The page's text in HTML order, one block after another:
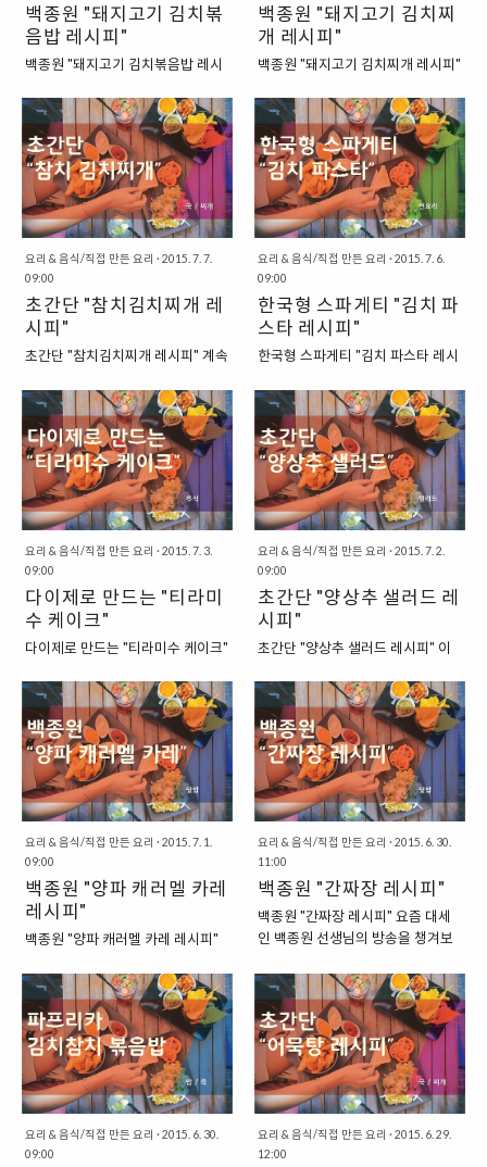
한번 시작해보도록 하겠습니다. "우
선 재료들을 살펴보도록 하겠습니
다." 이번에도 먼저 재료들을 살펴보
도록 하겠습니다. 우선 가장 기본적
으로 김치가 들어가고요. 제육덮밥
이니 돼지고기를 준비했습니다. 여
기에서는 삼겹살을 준비했답니다.
그리고 마지막으로 양파와 상추를
준비했는데요 상추는 어차피 데코
레이션을 위해서 넣은 것이라고 할
까요? 있으면 좋..
된답니다. 그래서 어쩌면 나중에
"김치 콩나물국밥"이라는 레시피로
을 벌써부터 하고 있기도 하답니다.
"재료를 한번 살펴보도록 하겠습니
다." 이번에도 우선 재료를 한번 살
펴보도록 하겠습니다. 콩나물 김칫
국을 만드는데 드는 재료는 상당히
간단합니다. 우선 김치는 기본적으
로..
백종원 "돼지고기 김치볶
음밥 레시피"
백종원 "돼지고기 김치볶음밥 레시
오랜만에 이렇게 요리 레시피로 다
시 찾아왔습니다. 아무래도 이제는
뭔가 한 가지 주제에 좀 집중적으로
파고들어야 할 것 같은데, 일단 당분
간은 "요리" 분야에 다시 한번 집중
을 좀 해보려고 합니다. 그래서 오랜
만에 마트에 다녀와서 요리 도구를
새롭게 사기도 하고, 요리 재료도 사
왔지요. 일단 당분간은 김치로 할 수
있는 요리들에 주목을 하려고 합니
다. 김치를 활용하는 것이 가장 간단
하면서도 유용한 레시피라고 할 수
종원의 김치볶음밥 레시피가 되겠
습니다." 첫 번째로 도전한 메뉴는
"김치볶음밥"입니다. 일단 가장 먼
저 만들어 볼 수 있는 손쉽지만 귀찮
은 메뉴이지요. 백종원 선생님의 김
치볶음밥 레시피 중에..
백종원 "돼지고기 김치찌
개 레시피"
백종원 "돼지고기 김치찌개 레시피"
백종원 선생님의 레시피를 한번 따
라 해 봤습니다. 아주 기본적인 돼지
고기 김치찌개를 제자들 교육을 위
해서 보여주는 모습이었는데요. 여
기에 매장의 비법이 담겨있다는 그
런 충격적인 진실이 담기기도 했습
니다. 그럼 백종원 선생님의 레시피
를 따라서 한번 김치찌개를 만들어
보도록 할까요? "재료들을 먼저 한
번 살펴보도록 하겠습니다." 이번에
도 우선 이번에 사용되는 재료들을
먼저 살펴보도록 하겠습니다. 방송
모습이었는데, 저는 보다 조금 더 구
하기 쉬운 삼겹살로 구했습니다. 그
것도 냉장도 아닌 냉동으로 말이죠.
저렴함의 극치를 보여주고 있답니
다. "재료들" 주재료 : 돼지고기 / 김
치 (김치는 돼지고기의 3배) 부재
료..
요리 & 음식/직접 만든 요리 · 2015. 7. 7.
09:00
초간단 "참치김치찌개 레
시피"
초간단 "참치김치찌개 레시피" 계속
시피 시리즈입니다. 이번에는 우리
가 흔히 만들어 먹는 "참치"를 이용
한 김치찌개를 만들어 보았습니다.
굳이 이름을 붙여보자면, "참치김치
찌개"정도가 되겠지요. 간단한 레시
피를 추구하는 버전이기에 이번에
도 최소한의 재료를 활용하는 것으
로 하겠습니다. 혼자서 만들어 먹기
에 정말 편할 정도의 레시피이지요.
"참치김치찌개의 재료를 먼저 살펴
보도록 합시다." 우선 먼저 참치김치
찌개의 재료를 먼저 살펴보도록 합
시다. 참치캔 하나, 그리고 참치캔보
다 조금 더 많은 정도의 김치 그리고
파가 되겠습니다. 여기에서 마늘과
양파 정도를 더 넣어도 좋긴 하겠지
만, 최대한 간단하게 하기 위해서 다
른 것들은 모두 배제하도록 하겠습
니다. "재료들" 주재료 : 김치 ..
요리 & 음식/직접 만든 요리 · 2015. 7. 6.
09:00
한국형 스파게티 "김치 파
스타 레시피"
한국형 스파게티 "김치 파스타 레시
피를 한 번 살펴보도록 하지요. 알리
오 올리오에서 영감을 얻어서 만든
한국형 파스타, 그 이름도 정말 생소
한 "김치 파스타"가 되겠습니다. 김
치를 이용해서 파스타를 만든다는
생각을 대부분의 사람들이 잘 하지
못할 것 같은데요. 파스타면에 김치
를 조합하면 의외로 괜찮은 퓨전 요
리를 만들 수 있다는 사실! 이왕이
면 "데코레이션"도 좀 잘했으면 좋
았을 텐데, 저는 전문 셰프는 아니
고, "집밥" 스타일에 가까운 요리이
기에 조금은 아쉽기도 합니다. "알
리오 올리오에서 영감을 얻어서 만
든 한국형 파스타, 김치 파스타의 재
료들" 먼저 김치 파스타에 들어갈
재료들부터 한번 살펴보도록 하겠
습니다. 알리오 올리오 파스타만큼
그 재료가 상당히 간단하고 단순..
요리 & 음식/직접 만든 요리 · 2015. 7. 3.
09:00
다이제로 만드는 "티라미
수 케이크"
다이제로 만드는 "티라미수 케이크"
들게 된 "티라미수" 케이크 레시피
를 올려보려고 합니다. 정확히는 레
시피라고 하기보다는 만드는 과정
을 소개하는 모습이라고 하는 것이
더 정확하다고 할 수 있겠군요. 이번
티라미수 케이크 역시도, 우리가 흔
히 주변에서 구할 수 있는 재료들을
이용해서 만들어 보았습니다. 우리
가 마트에서 흔히 볼 수 있는 과자
"다이제", "가나초콜릿", "블랙커피",
"생크림", "계란", "마스카포네 치
즈"를 이용해서 만든 것이니 말이에
구하기 어려운 것이 있다면, 마스카
포네 치즈가 되겠는데요. 이 치즈를
구하기 힘들다면 그냥 "크림치즈"를
이용해도 된답니다. "티라미수 케이
크 만들기 재료를 알아보자." 이미
간략하게 재..
요리 & 음식/직접 만든 요리 · 2015. 7. 2.
09:00
초간단 "양상추 샐러드 레
시피"
초간단 "양상추 샐러드 레시피" 이
드" 레시피를 살펴보도록 하겠습니
다. 들어가는 재료는 간단하고 저렴
하지만, 그래도 만들어서 먹어보면
은근히 맛있는 샐러드라고 할 수 있
을 듯합니다. 이번에도 우선 재료부
터 한번 알아보도록 하겠습니다.
"양상추 샐러드 재료들을 알아보
자." 지금 소개하는 양상추 샐러드는
정말 기본이라고 할 수 있는 그러한
모습인지라, 여기에서 다른 것들을
더 첨가해도 좋습니다. 키위와 같은
과일을 첨가해도 좋고, 다른 과일을
기에서는 기본적인 재료로 만드는
것이니, 기본을 먼저 보여드리도록
하겠습니다. 제가 사용한 재료는
"양상추", "파프리카", "슬라이스 치
즈", "요거트"가 되겠는데요. 치즈도
슬라이스 치즈 말고 여유..
요리 & 음식/직접 만든 요리 · 2015. 7. 1.
09:00
백종원 "양파 캐러멜 카레
레시피"
백종원 "양파 캐러멜 카레 레시피"
된 적이 있는 "백종원"씨 버전의 양
파 캐러멜 카레를 한번 만들어 보았
습니다. 기존에 우리가 알고 있는 카
레를 만드는 방법과는 달리 "양
파"를 먼저 넣고 오래 볶아준다는
것이 상당히 신선한 충격으로 다가
왔는데요. 저도 사실 방송을 보면서
저렇게 해도 되나 싶은 생각이 들었
는데 정말 해보니 맛있었습니다. 백
요리 & 음식/직접 만든 요리 · 2015. 6. 30.
11:00
백종원 "간짜장 레시피"
백종원 "간짜장 레시피" 요즘 대세
인 백종원 선생님의 방송을 챙겨보
는 프로그램은 요즘에는 일부러 챙
겨서 보고 있는데요. 덕분에 거기서
많은 것들을 배우고 가는 듯합니다.
이번에는 "백종원" 선생님의 간짜장
레시피를 따라서 한번 만들어 보았
습니다. 집밥 백선생에서 나온 레시
피는 아니지만, 아마도 마이 리틀 텔
레비전에서 나왔던 레시피인 듯한
데요. 방송에서는 "춘장"을 너무 오
요리 & 음식/직접 만든 요리 · 2015. 6. 30.
09:00
요리 & 음식/직접 만든 요리 · 2015. 6. 29.
12:00